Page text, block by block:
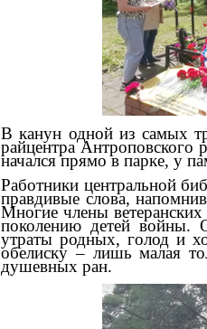
В канун одной из самых
райцентра Антроповского
начался прямо в парке, у
Работники центральной
правдивые слова,
Многие члены ветеранских
поколению детей войны.
утраты родных, голод и
обелиску – лишь малая
душевных ран.